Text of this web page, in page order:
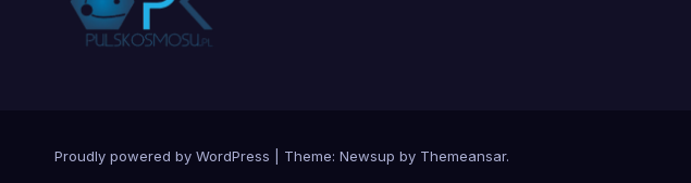
Proudly powered by WordPress Theme: Newsup by Themeansar.